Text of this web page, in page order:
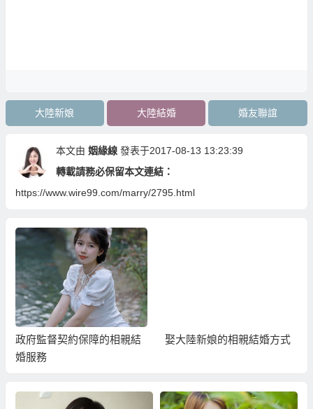
大陸新娘 大陸結婚 婚友聯誼
本文由 姻緣線 發表于2017-08-13 13:23:39
轉載請務必保留本文連結：
https://www.wire99.com/marry/2795.html
政府監督契約保障的相親結
婚服務
娶大陸新娘的相親結婚方式